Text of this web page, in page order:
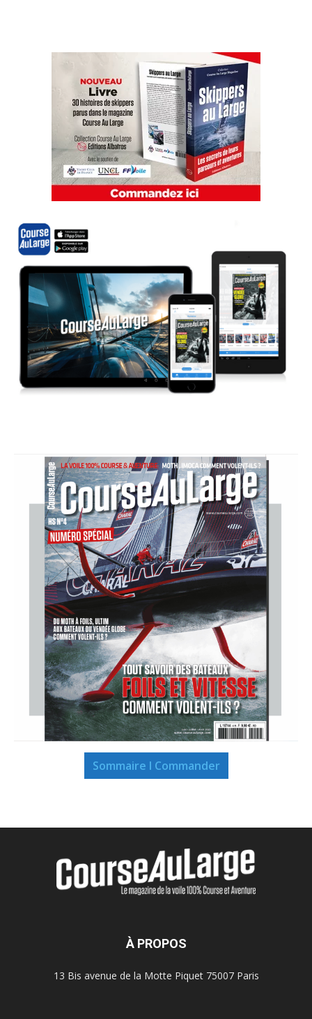
Sommaire I Commander
À PROPOS
13 Bis avenue de la Motte Piquet 75007 Paris